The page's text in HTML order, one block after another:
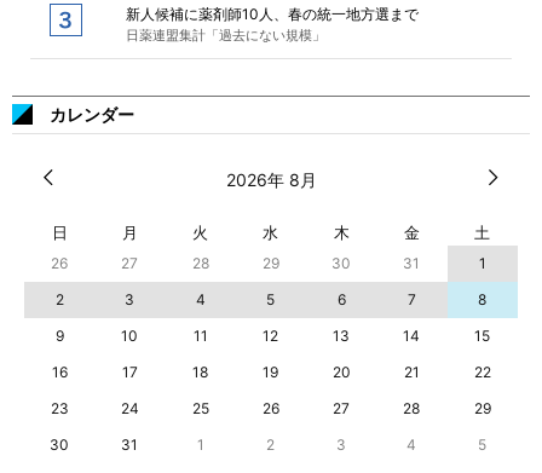
新人候補に薬剤師10人、春の統一地方選まで
日薬連盟集計「過去にない規模」
カレンダー
2026年 8月
日 月 火 水 木 金 土
26 27 28 29 30 31
1
2
3 4 5 6 7
8
9
10 11 12 13 14
15
16
17 18 19 20 21
22
23
24 25 26 27 28
29
30
31 1 2 3 4 5